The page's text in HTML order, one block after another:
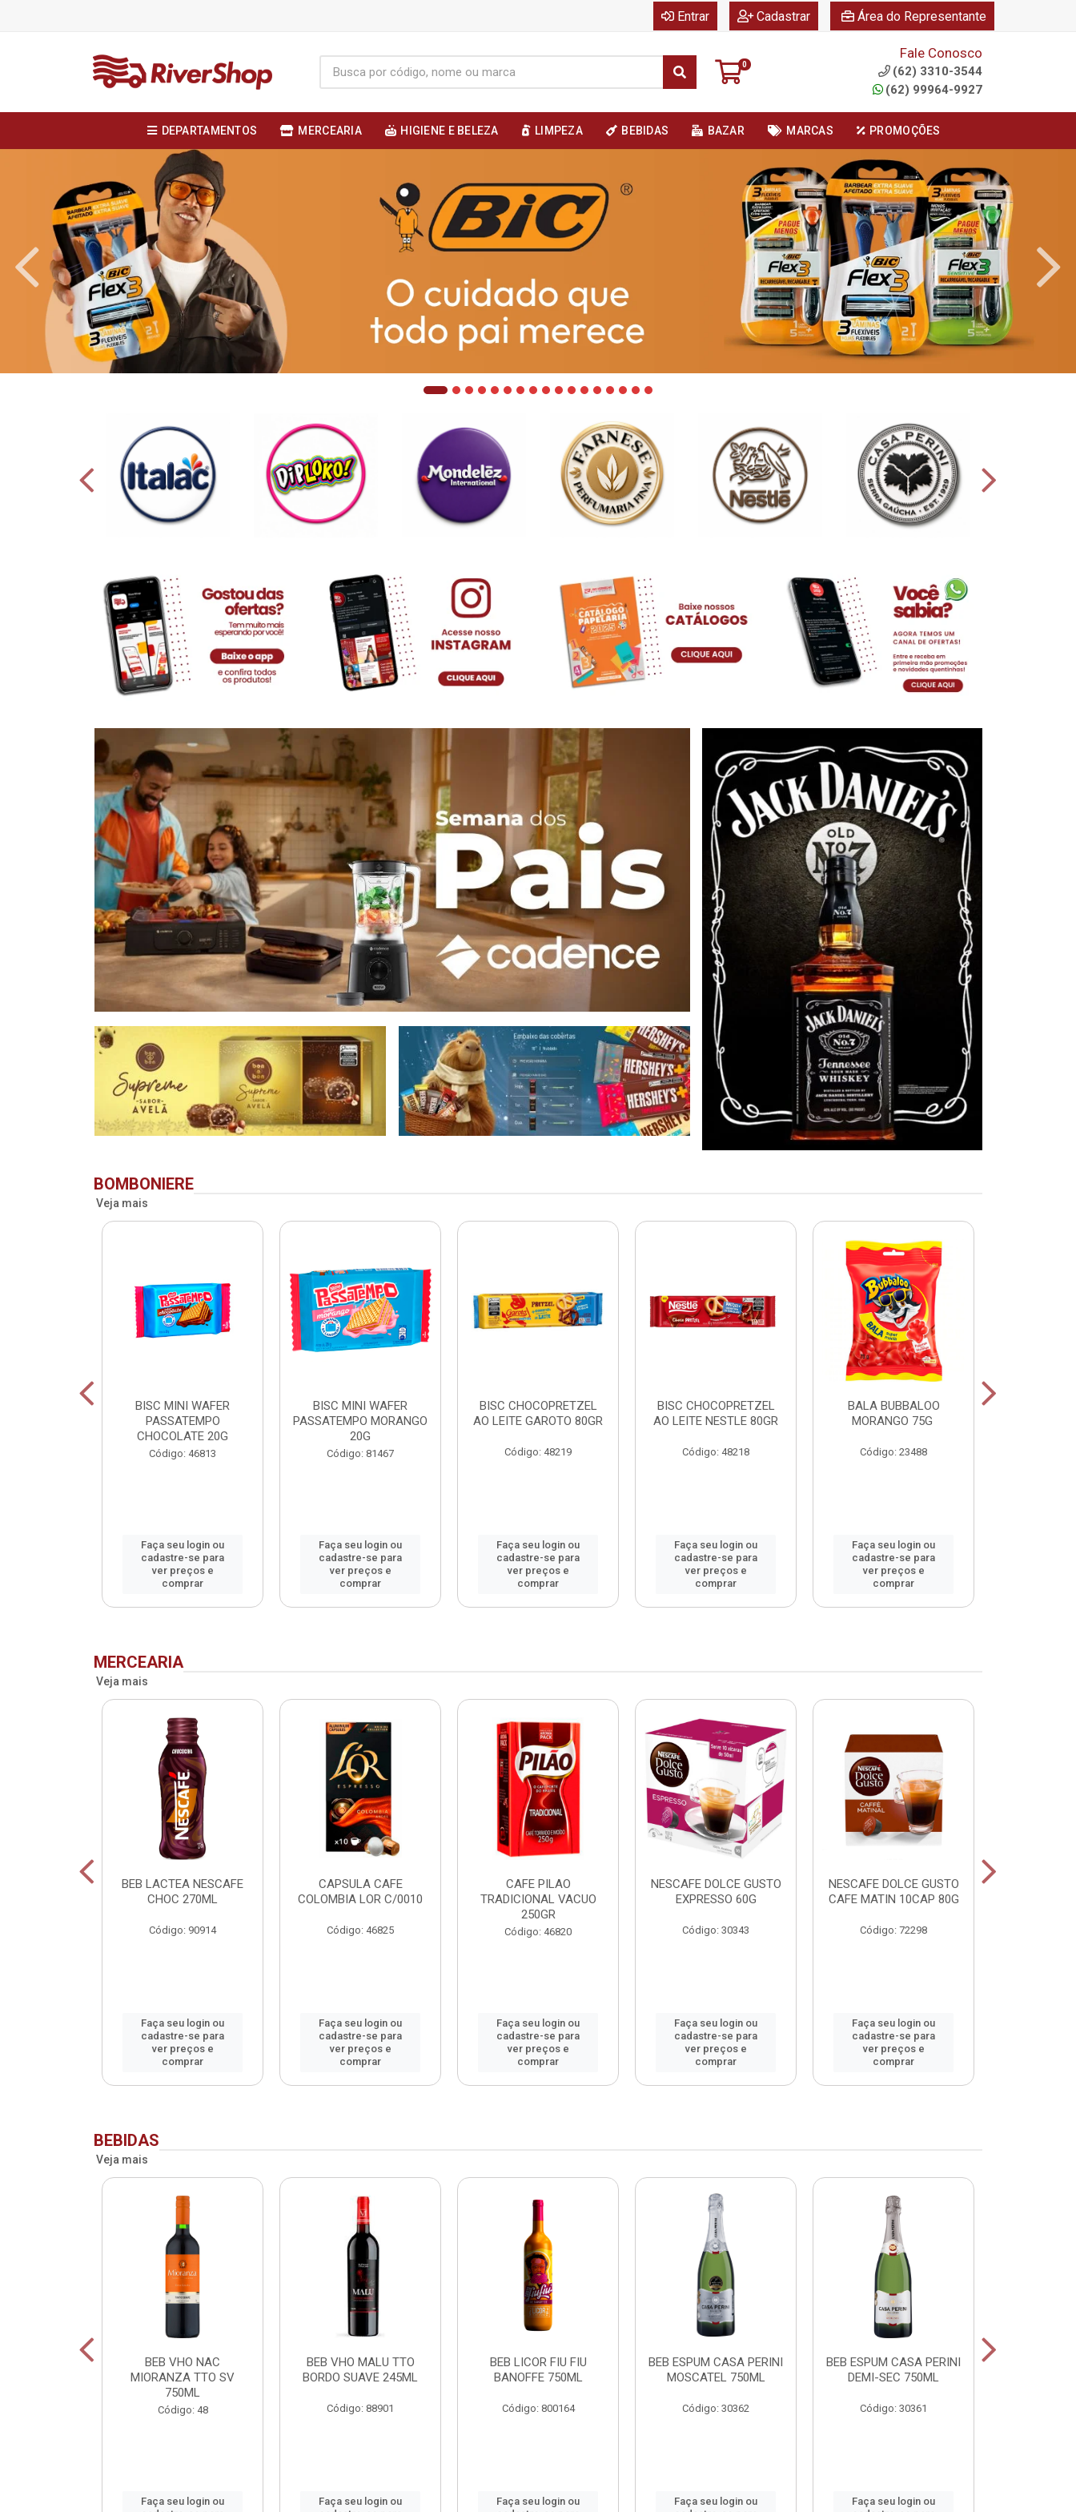
Entrar Cadastrar Área do Representante
0
Fale Conosco
(62) 3310-3544
(62) 99964-9927
DEPARTAMENTOS MERCEARIA HIGIENE E BELEZA LIMPEZA BEBIDAS BAZAR MARCAS PROMOÇÕES
BOMBONIERE
Veja mais
BISC MINI WAFER
PASSATEMPO
CHOCOLATE 20G
Código: 46813
Faça seu login ou
cadastre-se para
ver preços e
comprar
BISC MINI WAFER
PASSATEMPO MORANGO
20G
Código: 81467
Faça seu login ou
cadastre-se para
ver preços e
comprar
BISC CHOCOPRETZEL
AO LEITE GAROTO 80GR
Código: 48219
Faça seu login ou
cadastre-se para
ver preços e
comprar
BISC CHOCOPRETZEL
AO LEITE NESTLE 80GR
Código: 48218
Faça seu login ou
cadastre-se para
ver preços e
comprar
BALA BUBBALOO
MORANGO 75G
Código: 23488
Faça seu login ou
cadastre-se para
ver preços e
comprar
MERCEARIA
Veja mais
BEB LACTEA NESCAFE
CHOC 270ML
Código: 90914
Faça seu login ou
cadastre-se para
ver preços e
comprar
CAPSULA CAFE
COLOMBIA LOR C/0010
Código: 46825
Faça seu login ou
cadastre-se para
ver preços e
comprar
CAFE PILAO
TRADICIONAL VACUO
250GR
Código: 46820
Faça seu login ou
cadastre-se para
ver preços e
comprar
NESCAFE DOLCE GUSTO
EXPRESSO 60G
Código: 30343
Faça seu login ou
cadastre-se para
ver preços e
comprar
NESCAFE DOLCE GUSTO
CAFE MATIN 10CAP 80G
Código: 72298
Faça seu login ou
cadastre-se para
ver preços e
comprar
BEBIDAS
Veja mais
BEB VHO NAC
MIORANZA TTO SV
750ML
Código: 48
Faça seu login ou
BEB VHO MALU TTO
BORDO SUAVE 245ML
Código: 88901
Faça seu login ou
BEB LICOR FIU FIU
BANOFFE 750ML
Código: 800164
Faça seu login ou
BEB ESPUM CASA PERINI
MOSCATEL 750ML
Código: 30362
Faça seu login ou
BEB ESPUM CASA PERINI
DEMI-SEC 750ML
Código: 30361
Faça seu login ou